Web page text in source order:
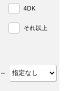
4DK
それ以上
～